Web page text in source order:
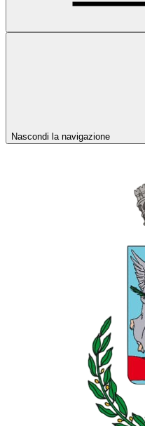
Nascondi la navigazione